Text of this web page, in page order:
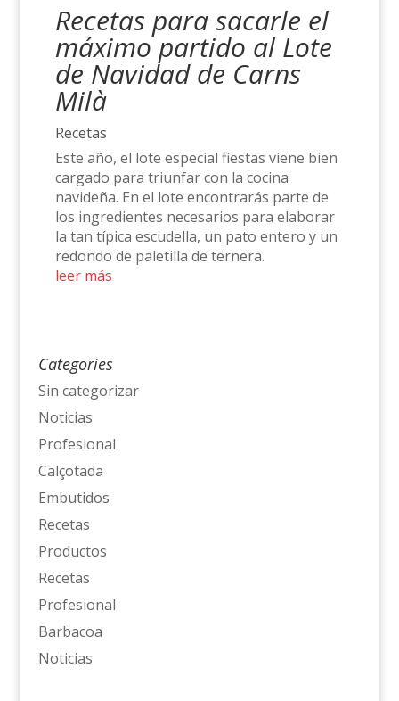
Recetas para sacarle el
máximo partido al Lote
de Navidad de Carns
Milà
Recetas
Este año, el lote especial fiestas viene bien
cargado para triunfar con la cocina
navideña. En el lote encontrarás parte de
los ingredientes necesarios para elaborar
la tan típica escudella, un pato entero y un
redondo de paletilla de ternera.
leer más
Categories
Sin categorizar
Noticias
Profesional
Calçotada
Embutidos
Recetas
Productos
Recetas
Profesional
Barbacoa
Noticias